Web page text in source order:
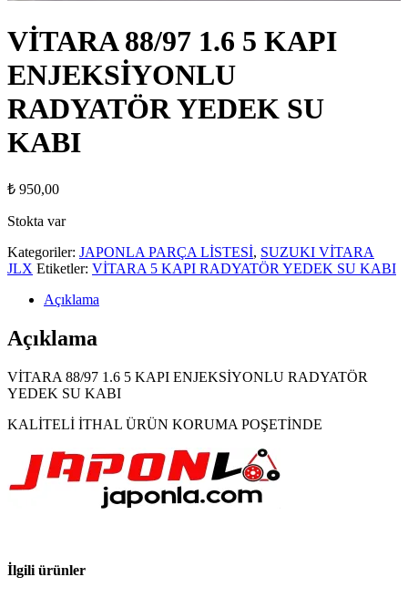
VİTARA 88/97 1.6 5 KAPI
ENJEKSİYONLU
RADYATÖR YEDEK SU
KABI
₺ 950,00
Stokta var
Kategoriler: JAPONLA PARÇA LİSTESİ, SUZUKI VİTARA
JLX Etiketler: VİTARA 5 KAPI RADYATÖR YEDEK SU KABI
Açıklama
Açıklama
VİTARA 88/97 1.6 5 KAPI ENJEKSİYONLU RADYATÖR
YEDEK SU KABI
KALİTELİ İTHAL ÜRÜN KORUMA POŞETİNDE
İlgili ürünler